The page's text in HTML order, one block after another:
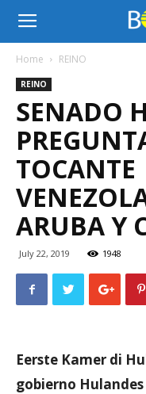
Bon
Dia
Aruba
Noticia
Home REINO
REINO
SENADO
TOCANTE
ARUBA Y
July 22, 2019 1948
Eerste Kamer di
gobierno